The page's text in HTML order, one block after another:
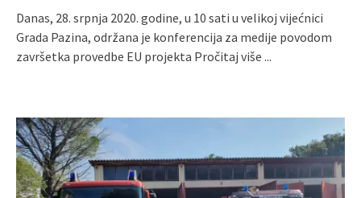
Danas, 28. srpnja 2020. godine, u 10 sati u velikoj vijećnici
Grada Pazina, održana je konferencija za medije povodom
završetka provedbe EU projekta Pročitaj više ...